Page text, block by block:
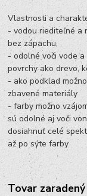
Vlastnosti a
- vodou riediteľné a
bez zápachu,
- odolné voči vode
povrchy ako drevo,
- ako podklad
zbavené materiály
- farby možno
sú odolné aj voči
dosiahnuť celé
až po sýte farby
Tovar